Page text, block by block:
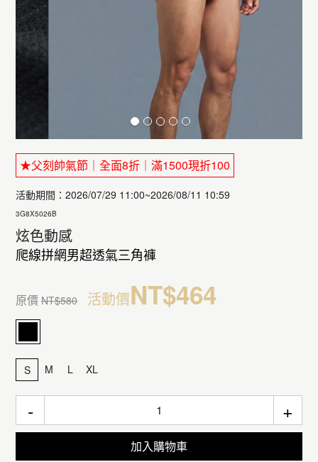
★父刻帥氣節｜全面8折｜滿1500現折100
活動期間：2026/07/29 11:00~2026/08/11 10:59
3G8X5026B
炫色動感
爬線拼網男超透氣三角褲
原價NT$580 活動價NT$464
S M L XL
- +
加入購物車